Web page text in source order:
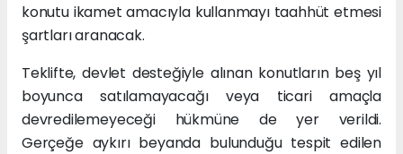
konutu ikamet amacıyla kullanmayı taahhüt etmesi
şartları aranacak.
Teklifte, devlet desteğiyle alınan konutların beş yıl
boyunca satılamayacağı veya ticari amaçla
devredilemeyeceği hükmüne de yer verildi.
Gerçeğe aykırı beyanda bulunduğu tespit edilen